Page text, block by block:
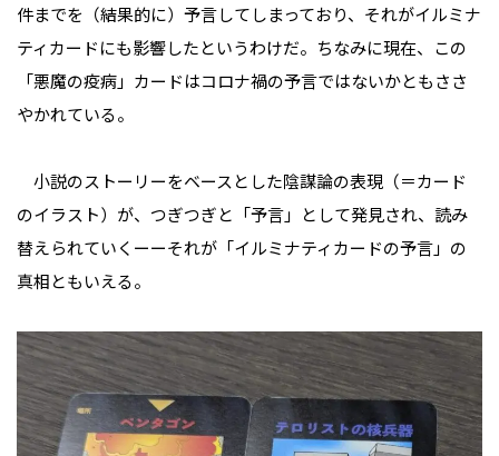
件までを（結果的に）予言してしまっており、それがイルミナ
ティカードにも影響したというわけだ。ちなみに現在、この
「悪魔の疫病」カードはコロナ禍の予言ではないかともささ
やかれている。
小説のストーリーをベースとした陰謀論の表現（＝カード
のイラスト）が、つぎつぎと「予言」として発見され、読み
替えられていくーーそれが「イルミナティカードの予言」の
真相ともいえる。